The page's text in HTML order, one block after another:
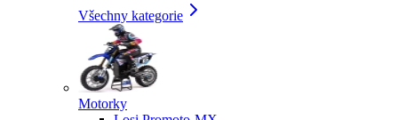
Všechny kategorie
Motorky